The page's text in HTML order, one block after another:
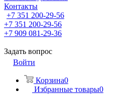
Контакты
+7 351 200-29-56
+7 351 200-29-56
+7 909 081-29-36
Задать вопрос
Войти
Корзина0
Избранные товары0